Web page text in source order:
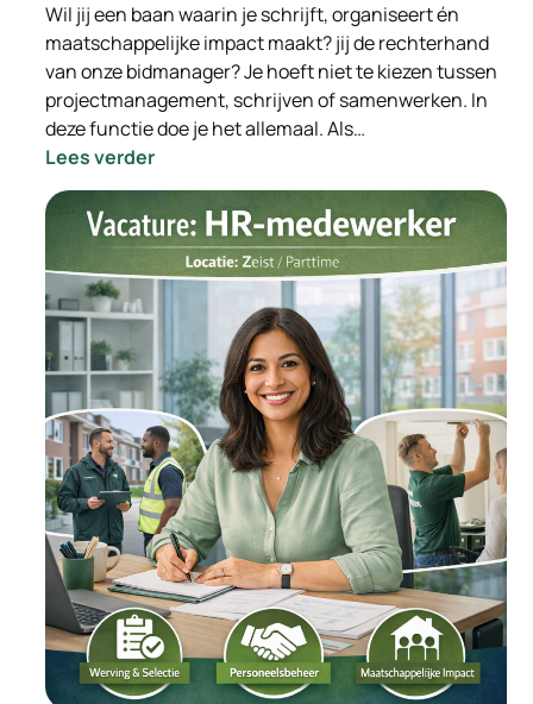
Wil jij een baan waarin je schrijft, organiseert én
maatschappelijke impact maakt? jij de rechterhand
van onze bidmanager? Je hoeft niet te kiezen tussen
projectmanagement, schrijven of samenwerken. In
deze functie doe je het allemaal. Als…
Lees verder:
Assistent
Bid
Manager
(20–